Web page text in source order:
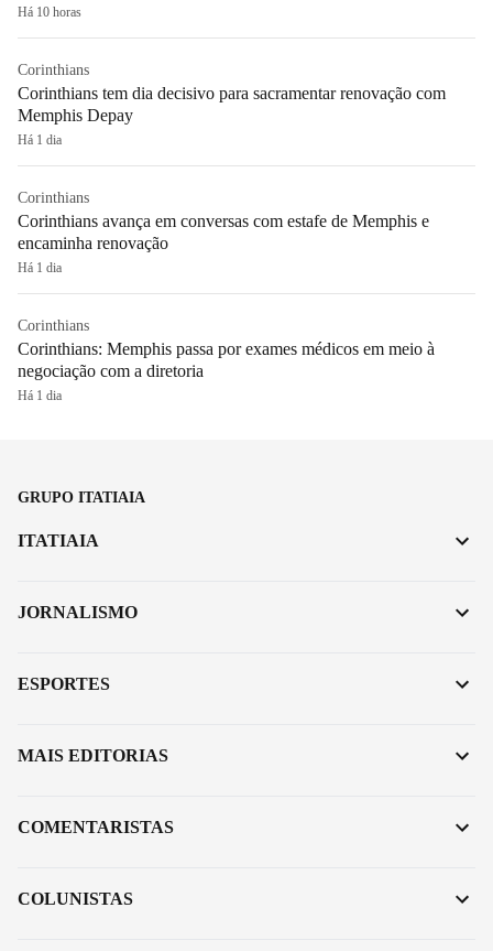
Há 10 horas
Corinthians
Corinthians tem dia decisivo para sacramentar renovação com
Memphis Depay
Há 1 dia
Corinthians
Corinthians avança em conversas com estafe de Memphis e
encaminha renovação
Há 1 dia
Corinthians
Corinthians: Memphis passa por exames médicos em meio à
negociação com a diretoria
Há 1 dia
GRUPO ITATIAIA
ITATIAIA
JORNALISMO
ESPORTES
MAIS EDITORIAS
COMENTARISTAS
COLUNISTAS